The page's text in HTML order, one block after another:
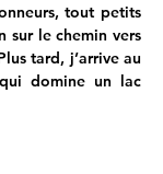
tout petits
sur le chemin vers
tard, j’arrive au
domine un lac